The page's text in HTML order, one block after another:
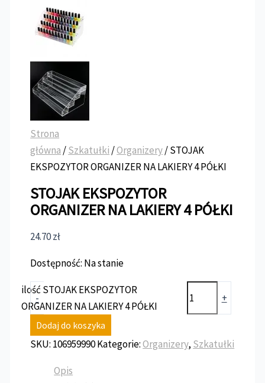
Strona
główna /Szkatułki /Organizery/ STOJAK
EKSPOZYTOR ORGANIZER NA LAKIERY 4 PÓŁKI
STOJAK EKSPOZYTOR
ORGANIZER NA LAKIERY 4 PÓŁKI
24.70zł
Dostępność: Na stanie
-
ilość STOJAK EKSPOZYTOR
ORGANIZER NA LAKIERY 4 PÓŁKI
+
Dodaj do koszyka
SKU: 106959990Kategorie:Organizery, Szkatułki
Opis